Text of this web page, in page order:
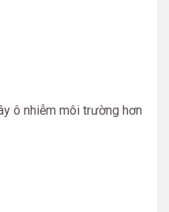
ô nhiễm môi trường hơn